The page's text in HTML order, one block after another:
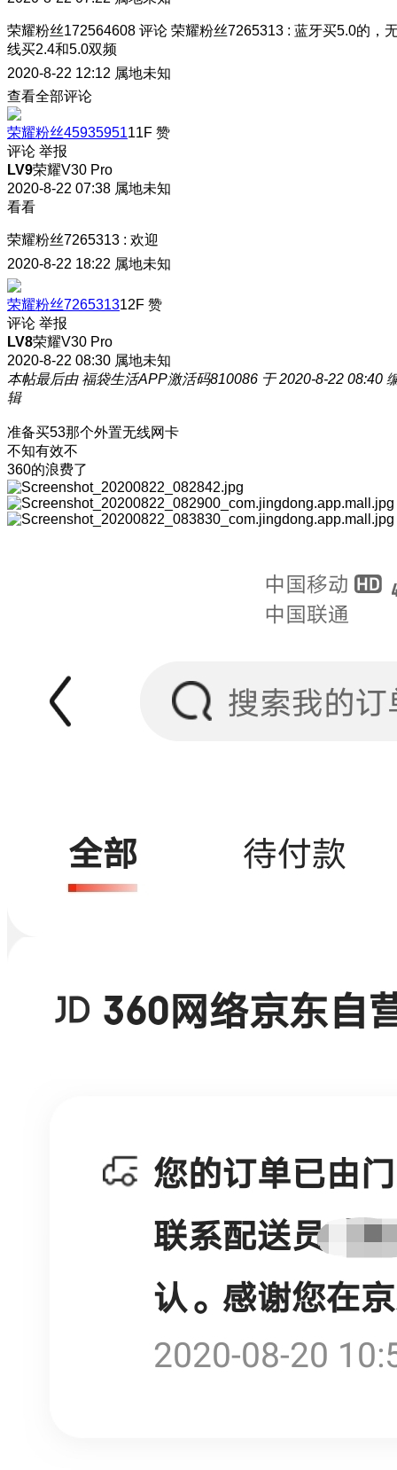
荣耀粉丝172564608 评论 荣耀粉丝7265313 : 蓝牙买5.0的，
线买2.4和5.0双频
2020-8-22 12:12 属地未知
查看全部评论
荣耀粉丝4593595111F 赞
评论 举报
LV9荣耀V30 Pro
2020-8-22 07:38 属地未知
看看
荣耀粉丝7265313 : 欢迎
2020-8-22 18:22 属地未知
荣耀粉丝726531312F 赞
评论 举报
LV8荣耀V30 Pro
2020-8-22 08:30 属地未知
本帖最后由 福袋生活APP激活码810086 于 2020-8-22 08:40
辑
准备买53那个外置无线网卡
不知有效不
360的浪费了